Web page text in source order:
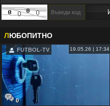
ЛЮБОПИТНО
FUTBOL-TV 19.05.26 | 17:34
0